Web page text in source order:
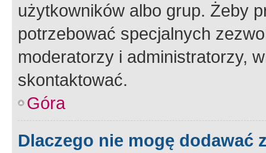
użytkowników albo grup. Żeby
potrzebować specjalnych
moderatorzy i administratorzy,
skontaktować.
Góra
Dlaczego nie mogę dodawać